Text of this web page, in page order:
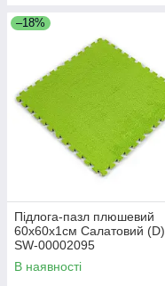
–18%
Підлога-пазл плюшевий
60х60х1см Салатовий (D)
SW-00002095
В наявності